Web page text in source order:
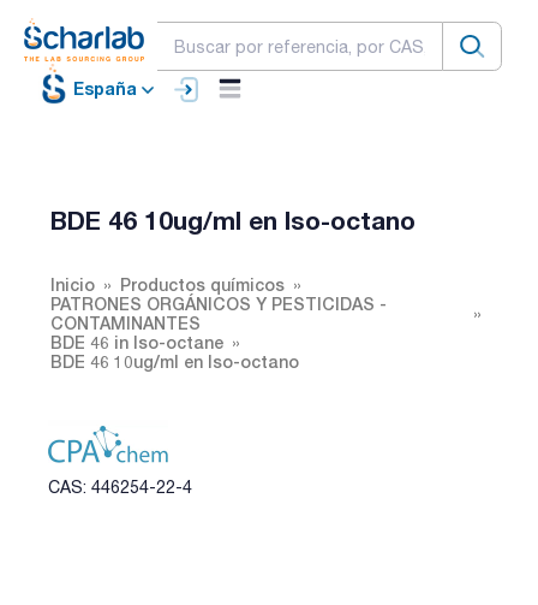
España
BDE 46 10ug/ml en Iso-octano
Inicio
Productos químicos
PATRONES ORGÁNICOS Y PESTICIDAS -
CONTAMINANTES
BDE 46 in Iso-octane
BDE 46 10ug/ml en Iso-octano
CAS: 446254-22-4